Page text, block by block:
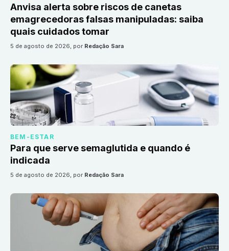
Anvisa alerta sobre riscos de canetas
emagrecedoras falsas manipuladas: saiba
quais cuidados tomar
5 de agosto de 2026, por Redação Sara
BEM-ESTAR
Para que serve semaglutida e quando é
indicada
5 de agosto de 2026, por Redação Sara